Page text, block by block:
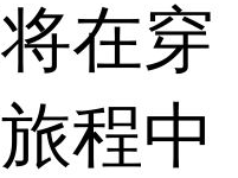
在穿
程中